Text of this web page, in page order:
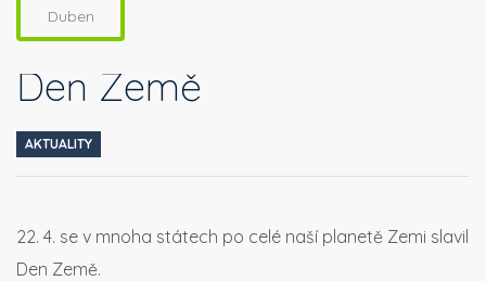
Duben
Den Země
AKTUALITY
22. 4. se v mnoha státech po celé naší planetě Zemi slavil
Den Země.